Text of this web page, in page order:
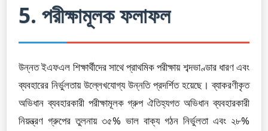
5. পরীক্ষামূলক ফলাফল
উন্নত ইএফএল শিক্ষার্থীদের সাথে প্রাথমিক পরীক্ষায় শব্দভাণ্ডার ধারণ এবং
ব্যবহারের নির্ভুলতায় উল্লেখযোগ্য উন্নতি প্রদর্শিত হয়েছে। ব্যাকরণীকৃত
অভিধান ব্যবহারকারী পরীক্ষামূলক গ্রুপ ঐতিহ্যগত অভিধান ব্যবহারকারী
নিয়ন্ত্রণ গ্রুপের তুলনায় ৩৫% ভাল বাক্য গঠন নির্ভুলতা এবং ২৮%